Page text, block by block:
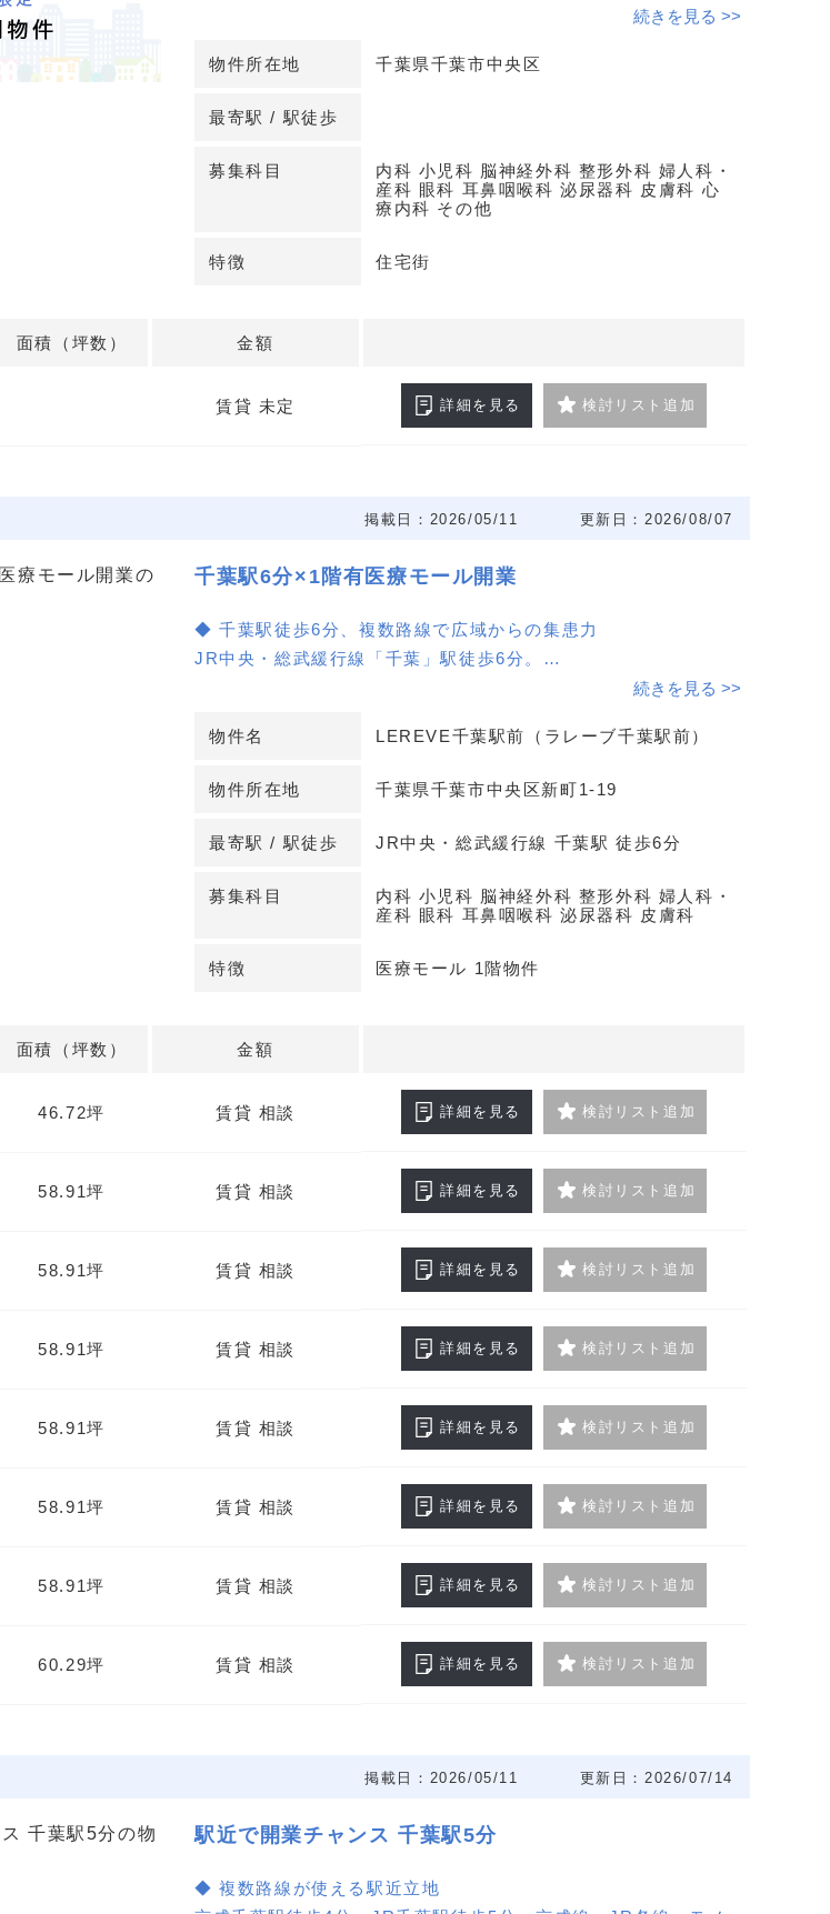
心療内科・脳神経外科・皮膚科・耳鼻咽喉科 半径500メートル以
続きを見る >>
物件所在地 千葉県千葉市中央区
最寄駅 / 駅徒歩
募集科目
内科 小児科 脳神経外科 整形外科 婦人科・
産科 眼科 耳鼻咽喉科 泌尿器科 皮膚科 心
療内科 その他
特徴 住宅街
面積（坪数） 金額
賃貸 未定 詳細を見る 検討リスト追加
掲載日：2026/05/11 更新日：2026/08/07
千葉駅6分×1階有医療モール開業
◆ 千葉駅徒歩6分、複数路線で広域からの集患力
JR中央・総武緩行線「千葉」駅徒歩6分。
ビジネス街・商業施設が交わる新町エリアで、通勤・通学動線の患
希少な1階区画に加え、2〜8階まで連続したフロアを確保しやすい
構成。
や診療フローに合わせたレイアウト検討が可能です。
続きを見る >>
物件名 LEREVE千葉駅前（ラレーブ千葉駅前）
物件所在地 千葉県千葉市中央区新町1-19
最寄駅 / 駅徒歩 JR中央・総武緩行線 千葉駅 徒歩6分
募集科目
内科 小児科 脳神経外科 整形外科 婦人科・
産科 眼科 耳鼻咽喉科 泌尿器科 皮膚科
特徴 医療モール 1階物件
面積（坪数） 金額
46.72坪 賃貸 相談 詳細を見る 検討リスト追加
58.91坪 賃貸 相談 詳細を見る 検討リスト追加
58.91坪 賃貸 相談 詳細を見る 検討リスト追加
58.91坪 賃貸 相談 詳細を見る 検討リスト追加
58.91坪 賃貸 相談 詳細を見る 検討リスト追加
58.91坪 賃貸 相談 詳細を見る 検討リスト追加
58.91坪 賃貸 相談 詳細を見る 検討リスト追加
60.29坪 賃貸 相談 詳細を見る 検討リスト追加
掲載日：2026/05/11 更新日：2026/07/14
駅近で開業チャンス 千葉駅5分
◆ 複数路線が使える駅近立地